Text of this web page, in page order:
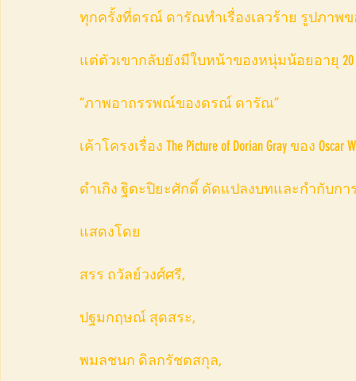
ทุกครั้งที่ดรณ์ ดารัณทำเรื่องเลวร้าย รูปภาพ
แต่ตัวเขากลับยังมีใบหน้าของหนุ่มน้อยอายุ
“ภาพอาถรรพณ์ของดรณ์ ดารัณ”
เค้าโครงเรื่อง The Picture of Dorian Gray ของ Oscar
ดำเกิง ฐิตะปิยะศักดิ์ ดัดแปลงบทและกำกับกา
แสดงโดย
สรร ถวัลย์วงศ์ศรี,
ปฐมกฤษณ์ สุดสระ,
พมลชนก ดิลกรัชตสกุล,